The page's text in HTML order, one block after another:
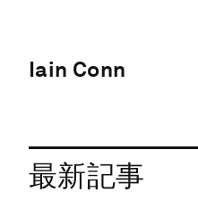
Iain Conn
最新記事